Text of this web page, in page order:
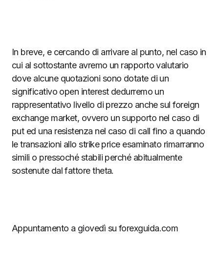
In breve, e cercando di arrivare al punto, nel caso in
cui al sottostante avremo un rapporto valutario
dove alcune quotazioni sono dotate di un
significativo open interest dedurremo un
rappresentativo livello di prezzo anche sul foreign
exchange market, ovvero un supporto nel caso di
put ed una resistenza nel caso di call fino a quando
le transazioni allo strike price esaminato rimarranno
simili o pressoché stabili perché abitualmente
sostenute dal fattore theta.
Appuntamento a giovedì su forexguida.com